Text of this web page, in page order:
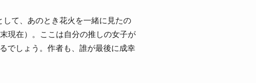
て、あのとき花火を一緒に見たの
現在）。ここは自分の推しの女子が
でしょう。作者も、誰が最後に成幸